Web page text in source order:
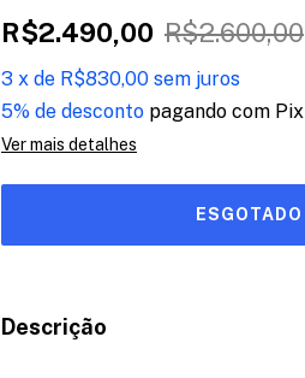
R$2.490,00 R$2.600,00
3 x de R$830,00 sem juros
5% de desconto pagando com Pix
Ver mais detalhes
Descrição